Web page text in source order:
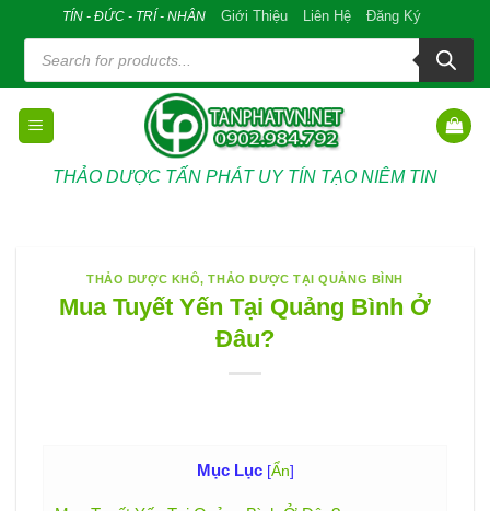
content
TÍN - ĐỨC - TRÍ - NHÂN Giới Thiệu Liên Hệ Đăng Ký
Tìm
kiếm
sản
phẩm
THẢO DƯỢC TẤN PHÁT UY TÍN TẠO NIÊM TIN
THẢO DƯỢC KHÔ,THẢO DƯỢC TẠI QUẢNG BÌNH
Mua Tuyết Yến Tại Quảng Bình Ở
Đâu?
Mục Lục [Ẩn]